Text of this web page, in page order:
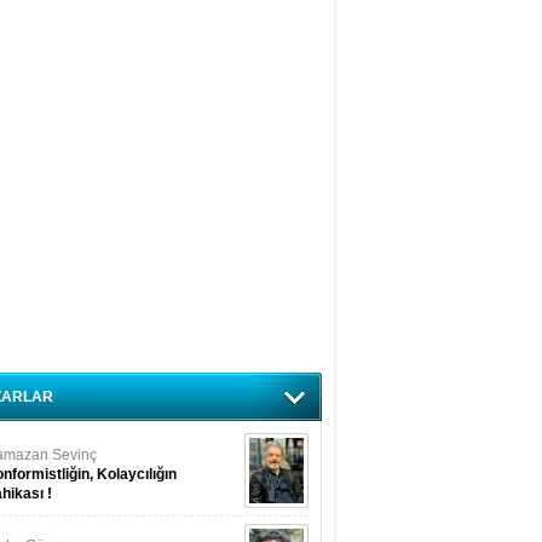
Sevinç
Kolaycılığın
!